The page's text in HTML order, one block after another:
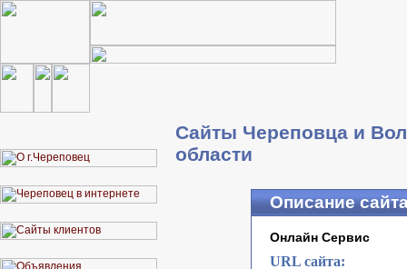
Сайты Череповца и
области
Описание
Онлайн Сервис
URL сайта: